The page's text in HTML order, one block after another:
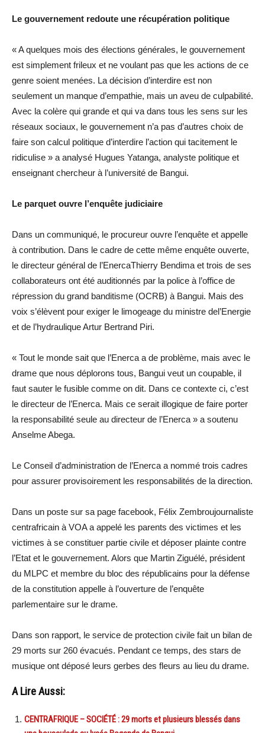
Le gouvernement redoute une récupération politique
« A quelques mois des élections générales, le gouvernement
est simplement frileux et ne voulant pas que les actions de ce
genre soient menées. La décision d’interdire est non
seulement un manque d’empathie, mais un aveu de culpabilité.
Avec la colère qui grande et qui va dans tous les sens sur les
réseaux sociaux, le gouvernement n’a pas d’autres choix de
faire son calcul politique d’interdire l’action qui tacitement le
ridiculise » a analysé Hugues Yatanga, analyste politique et
enseignant chercheur à l’université de Bangui.
Le parquet ouvre l’enquête judiciaire
Dans un communiqué, le procureur ouvre l’enquête et appelle
à contribution. Dans le cadre de cette même enquête ouverte,
le directeur général de l’EnercaThierry Bendima et trois de ses
collaborateurs ont été auditionnés par la police à l’office de
répression du grand banditisme (OCRB) à Bangui. Mais des
voix s’élèvent pour exiger le limogeage du ministre del’Energie
et de l’hydraulique Artur Bertrand Piri.
« Tout le monde sait que l’Enerca a de problème, mais avec le
drame que nous déplorons tous, Bangui veut un coupable, il
faut sauter le fusible comme on dit. Dans ce contexte ci, c’est
le directeur de l’Enerca. Mais ce serait illogique de faire porter
la responsabilité seule au directeur de l’Enerca » a soutenu
Anselme Abega.
Le Conseil d’administration de l’Enerca a nommé trois cadres
pour assurer provisoirement les responsabilités de la direction.
Dans un poste sur sa page facebook, Félix Zembroujournaliste
centrafricain à VOA a appelé les parents des victimes et les
victimes à se constituer partie civile et déposer plainte contre
l’Etat et le gouvernement. Alors que Martin Ziguélé, président
du MLPC et membre du bloc des républicains pour la défense
de la constitution appelle à l’ouverture de l’enquête
parlementaire sur le drame.
Dans son rapport, le service de protection civile fait un bilan de
29 morts sur 260 évacués. Pendant ce temps, des stars de
musique ont déposé leurs gerbes des fleurs au lieu du drame.
A Lire Aussi:
CENTRAFRIQUE – SOCIÉTÉ : 29 morts et plusieurs blessés dans